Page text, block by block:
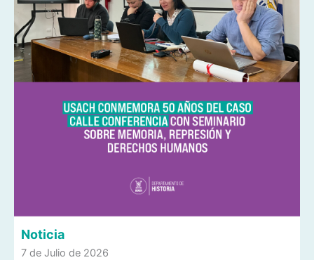
Noticia
7 de Julio de 2026